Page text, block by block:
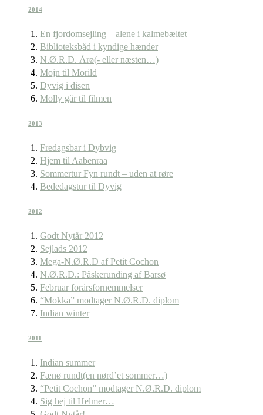
2014
En fjordomsejling – alene i kalmebæltet
Biblioteksbåd i kyndige hænder
N.Ø.R.D. Årø(- eller næsten…)
Mojn til Morild
Dyvig i disen
Molly går til filmen
2013
Fredagsbar i Dybvig
Hjem til Aabenraa
Sommertur Fyn rundt – uden at røre
Bededagstur til Dyvig
2012
Godt Nytår 2012
Sejlads 2012
Mega-N.Ø.R.D af Petit Cochon
N.Ø.R.D.: Påskerunding af Barsø
Februar forårsfornemmelser
“Mokka” modtager N.Ø.R.D. diplom
Indian winter
2011
Indian summer
Fænø rundt(en nørd’et sommer…)
“Petit Cochon” modtager N.Ø.R.D. diplom
Sig hej til Helmer…